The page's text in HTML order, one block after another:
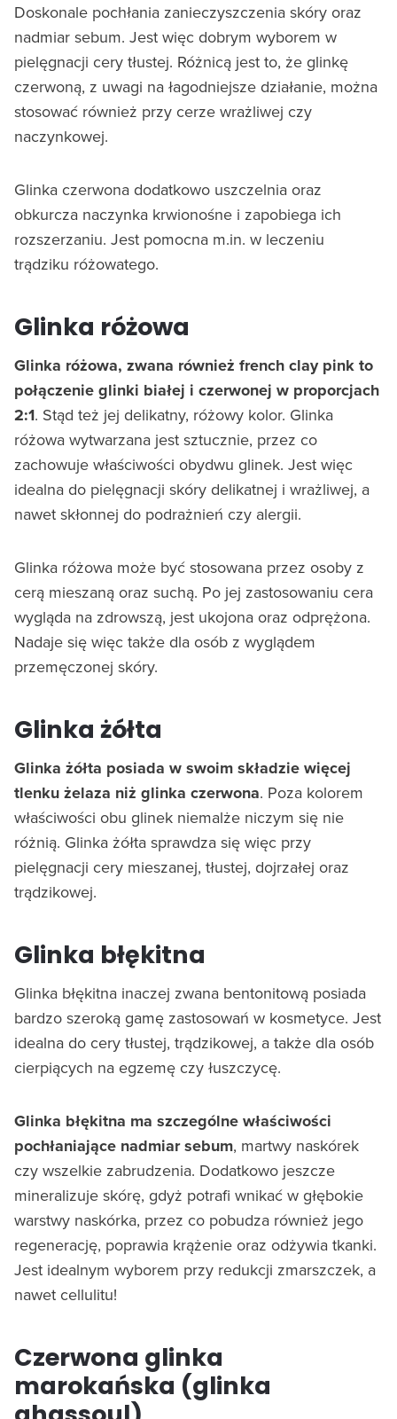
Doskonale pochłania zanieczyszczenia skóry oraz
nadmiar sebum. Jest więc dobrym wyborem w
pielęgnacji cery tłustej. Różnicą jest to, że glinkę
czerwoną, z uwagi na łagodniejsze działanie, można
stosować również przy cerze wrażliwej czy
naczynkowej.
Glinka czerwona dodatkowo uszczelnia oraz
obkurcza naczynka krwionośne i zapobiega ich
rozszerzaniu. Jest pomocna m.in. w leczeniu
trądziku różowatego.
Glinka różowa
Glinka różowa, zwana również french clay pink to
połączenie glinki białej i czerwonej w proporcjach
2:1. Stąd też jej delikatny, różowy kolor. Glinka
różowa wytwarzana jest sztucznie, przez co
zachowuje właściwości obydwu glinek. Jest więc
idealna do pielęgnacji skóry delikatnej i wrażliwej, a
nawet skłonnej do podrażnień czy alergii.
Glinka różowa może być stosowana przez osoby z
cerą mieszaną oraz suchą. Po jej zastosowaniu cera
wygląda na zdrowszą, jest ukojona oraz odprężona.
Nadaje się więc także dla osób z wyglądem
przemęczonej skóry.
Glinka żółta
Glinka żółta posiada w swoim składzie więcej
tlenku żelaza niż glinka czerwona. Poza kolorem
właściwości obu glinek niemalże niczym się nie
różnią. Glinka żółta sprawdza się więc przy
pielęgnacji cery mieszanej, tłustej, dojrzałej oraz
trądzikowej.
Glinka błękitna
Glinka błękitna inaczej zwana bentonitową posiada
bardzo szeroką gamę zastosowań w kosmetyce. Jest
idealna do cery tłustej, trądzikowej, a także dla osób
cierpiących na egzemę czy łuszczycę.
Glinka błękitna ma szczególne właściwości
pochłaniające nadmiar sebum, martwy naskórek
czy wszelkie zabrudzenia. Dodatkowo jeszcze
mineralizuje skórę, gdyż potrafi wnikać w głębokie
warstwy naskórka, przez co pobudza również jego
regenerację, poprawia krążenie oraz odżywia tkanki.
Jest idealnym wyborem przy redukcji zmarszczek, a
nawet cellulitu!
Czerwona glinka
marokańska (glinka